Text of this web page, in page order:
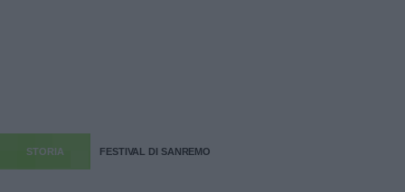
STORIA FESTIVAL DI SANREMO